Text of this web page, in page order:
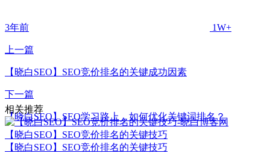
3年前 1W+
上一篇
【晓白SEO】SEO竞价排名的关键成功因素
下一篇
【晓白SEO】SEO学习路上，如何优化关键词排名？
相关推荐
【晓白SEO】SEO竞价排名的关键技巧
【晓白SEO】SEO竞价排名的关键技巧